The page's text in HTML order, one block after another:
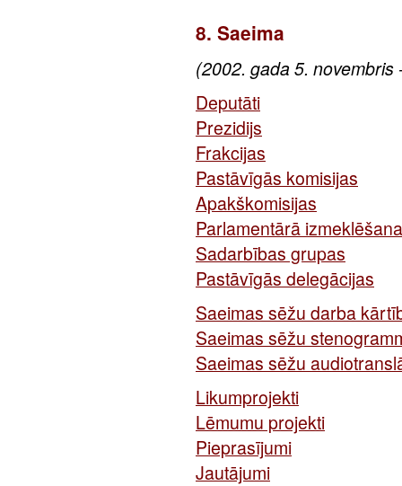
8. Saeima
(2002. gada 5.
Deputāti
Prezidijs
Frakcijas
Pastāvīgās komisijas
Apakškomisijas
Parlamentārā
Sadarbības grupas
Pastāvīgās delegācijas
Saeimas sēžu darba
Saeimas sēžu
Saeimas sēžu
Likumprojekti
Lēmumu projekti
Pieprasījumi
Jautājumi